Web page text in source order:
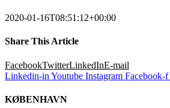
2020-01-16T08:51:12+00:00
Share This Article
FacebookTwitterLinkedInE-mail
Linkedin-in Youtube Instagram Facebook-f
KØBENHAVN